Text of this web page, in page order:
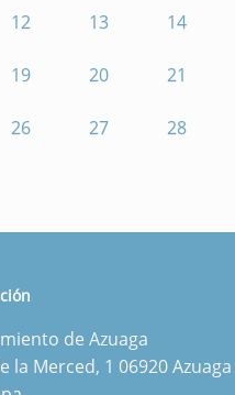
12 13 14
19 20 21
26 27 28
de Azuaga
la Merced, 1 06920